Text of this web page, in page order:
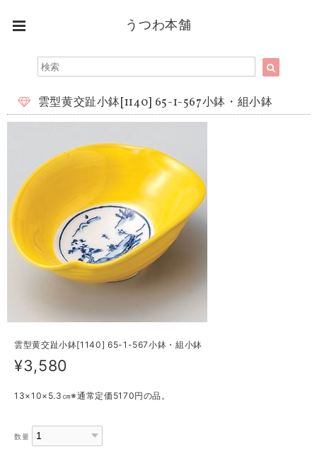
うつわ本舗
雲型黄交趾小鉢[1140] 65-1-567小鉢・組小鉢
雲型黄交趾小鉢[1140] 65-1-567小鉢・組小鉢
¥3,580
13×10×5.3㎝※通常定価5170円の品。
数量